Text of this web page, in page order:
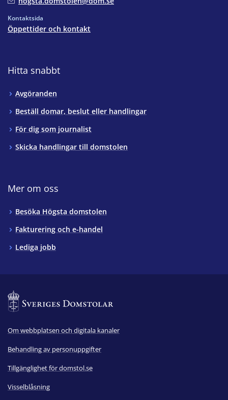
Kontaktsida
Öppettider och kontakt
Hitta snabbt
Avgöranden
Beställ domar, beslut eller handlingar
För dig som journalist
Skicka handlingar till domstolen
Mer om oss
Besöka Högsta domstolen
Fakturering och e-handel
Lediga jobb
Om webbplatsen och digitala kanaler
Behandling av personuppgifter
Tillgänglighet för domstol.se
Visselblåsning